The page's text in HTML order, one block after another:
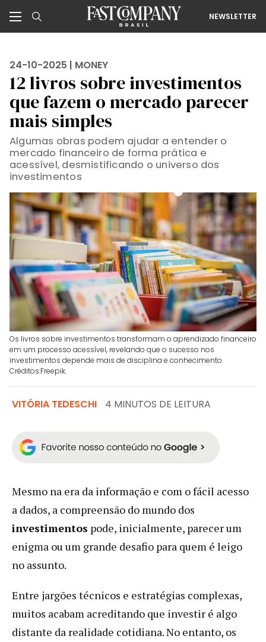
NEWSLETTER
24-10-2025 | MONEY
12 livros sobre investimentos
que fazem o mercado parecer
mais simples
Algumas obras podem ajudar a entender o
mercado financeiro de forma prática e
acessível, desmistificando o universo dos
investimentos
Os livros sobre investimentos transformam o aprendizado financeiro
em um processo acessível, revelando que o sucesso nos
investimentos depende mais de disciplina e conhecimento.
Créditos:Freepik.
VITÓRIA TEDESCHI 4 MINUTOS DE LEITURA
Mesmo na era da informação e com o fácil acesso
a dados, a compreensão do mundo dos
investimentos pode, inicialmente, parecer um
enigma ou um grande desafio para quem é leigo
no assunto.
Entre jargões técnicos e estratégias complexas,
muitos acabam acreditando que investir é algo
distante da realidade cotidiana. No entanto, os